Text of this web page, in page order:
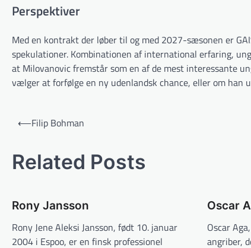
Perspektiver
Med en kontrakt der løber til og med 2027-sæsonen er
spekulationer. Kombinationen af international erfaring,
at Milovanovic fremstår som en af de mest interessante
vælger at forfølge en ny udenlandsk chance, eller om han
Indlægsnavigation
⟵Filip Bohman
Related Posts
Rony Jansson
Rony Jene Aleksi Jansson, født 10. januar
2004 i Espoo, er en finsk professionel
Oscar
Oscar
angriber,